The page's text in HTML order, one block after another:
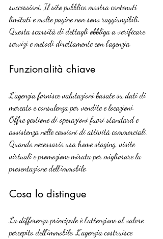
successioni. Il sito pubblico mostra contenuti
limitati e molte pagine non sono raggiungibili.
Questa scarsità di dettagli obbliga a verificare
servizi e metodi direttamente con l’agenzia.
Funzionalità chiave
L’agenzia fornisce valutazioni basate su dati di
mercato e consulenza per vendite e locazioni.
Offre gestione di operazioni fuori standard e
assistenza nelle cessioni di attività commerciali.
Quando necessario usa home staging, visite
virtuali e promozione mirata per migliorare la
presentazione dell’immobile.
Cosa lo distingue
La differenza principale è l’attenzione al valore
percepito dell’immobile. L’agenzia costruisce